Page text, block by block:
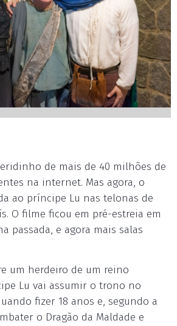
de mais de 40 milhões de
na internet. Mas agora, o
ao príncipe Lu nas telonas de
O filme ficou em pré-estreia em
passada, e agora mais salas
um herdeiro de um reino
Lu vai assumir o trono no
fizer 18 anos e, segundo a
o Dragão da Maldade e